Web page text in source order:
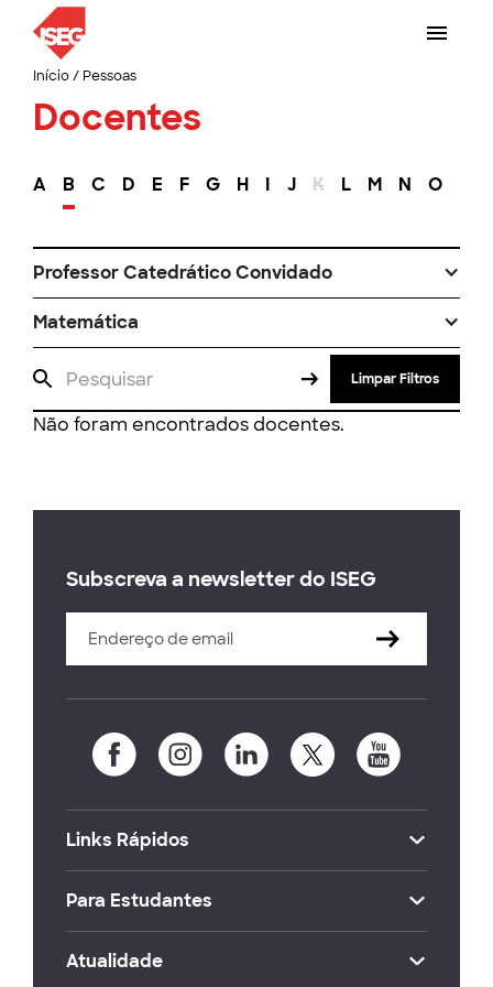
Início/ Pessoas
Docentes
A B C D E F G H I J K L M N O
Professor Catedrático Convidado
Matemática
Limpar Filtros
Não foram encontrados docentes.
Subscreva a newsletter do ISEG
Links Rápidos
Para Estudantes
Atualidade